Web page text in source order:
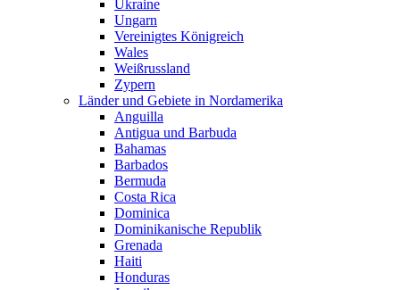
Ukraine
Ungarn
Vereinigtes Königreich
Wales
Weißrussland
Zypern
Länder und Gebiete in Nordamerika
Anguilla
Antigua und Barbuda
Bahamas
Barbados
Bermuda
Costa Rica
Dominica
Dominikanische Republik
Grenada
Haiti
Honduras